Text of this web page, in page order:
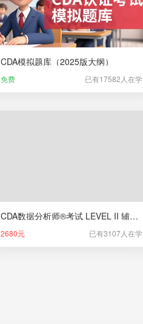
CDA模拟题库（2025版大纲）
免费 已有17582人在学
CDA数据分析师®考试 LEVEL II 辅导课（新版）
2680元 已有3107人在学